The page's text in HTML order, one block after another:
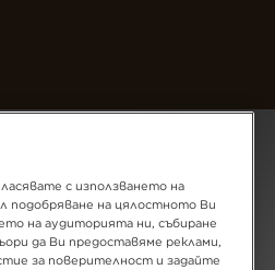
с използването на
подобряване на цялостното Ви
на аудиторията ни, събиране
да Ви предоставяме реклами,
за поверителност и задайте